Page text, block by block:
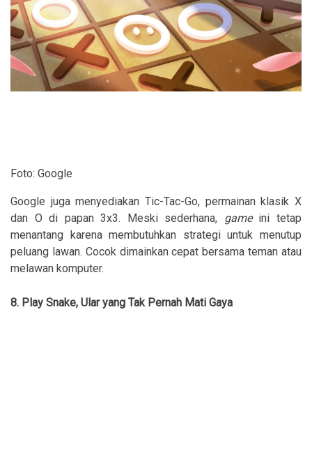
Foto: Google
Google juga menyediakan Tic-Tac-Go, permainan klasik X
dan O di papan 3x3. Meski sederhana, gameini tetap
menantang karena membutuhkan strategi untuk menutup
peluang lawan. Cocok dimainkan cepat bersama teman atau
melawan komputer.
8. Play Snake, Ular yang Tak Pernah Mati Gaya